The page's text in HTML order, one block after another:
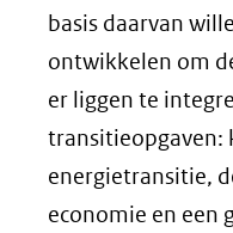
basis daarvan
ontwikkelen om
er liggen te
energietransitie,
economie en een